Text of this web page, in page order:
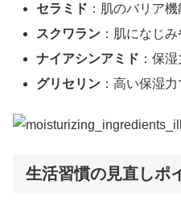
セラミド ：肌のバリア
スクワラン ：肌になじ
ナイアシンアミド ：保
グリセリン ：高い保湿
生活習慣の見直しポ